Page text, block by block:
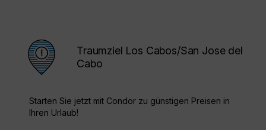
Traumziel Los Cabos/San Jose del
Cabo
Starten Sie jetzt mit Condor zu günstigen Preisen in
Ihren Urlaub!